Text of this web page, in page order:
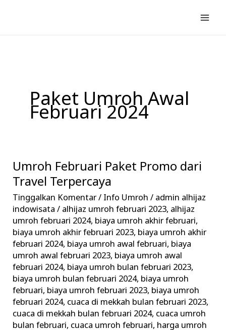
konten
Paket Umroh Awal
Februari 2024
Umroh Februari Paket Promo dari
Travel Terpercaya
Tinggalkan Komentar/ Info Umroh / admin alhijaz
indowisata/ alhijaz umroh februari 2023, alhijaz
umroh februari 2024, biaya umroh akhir februari,
biaya umroh akhir februari 2023, biaya umroh akhir
februari 2024, biaya umroh awal februari, biaya
umroh awal februari 2023, biaya umroh awal
februari 2024, biaya umroh bulan februari 2023,
biaya umroh bulan februari 2024, biaya umroh
februari, biaya umroh februari 2023, biaya umroh
februari 2024, cuaca di mekkah bulan februari 2023,
cuaca di mekkah bulan februari 2024, cuaca umroh
bulan februari, cuaca umroh februari, harga umroh
Umroh
Februari
Paket
Promo
dari
Travel
Terpercaya